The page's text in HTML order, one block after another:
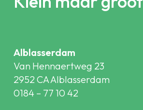
Alblasserdam
Van Hennaertweg 23
2952 CA Alblasserdam
0184 – 77 10 42